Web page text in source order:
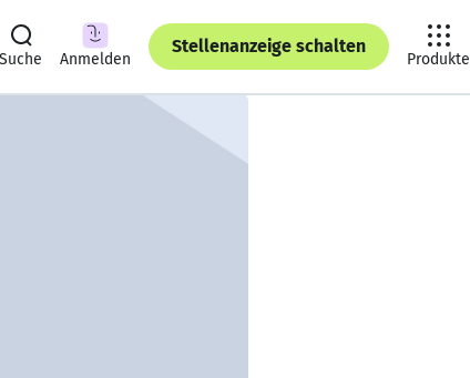
Suche Anmelden
Stellenanzeige schalten
Produkte